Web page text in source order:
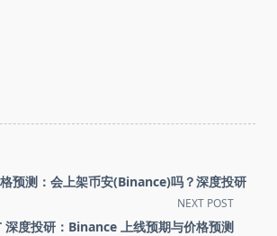
预测：会上架币安(Binance)吗？深度投研
NEXT POST
深度投研：Binance 上线预期与价格预测